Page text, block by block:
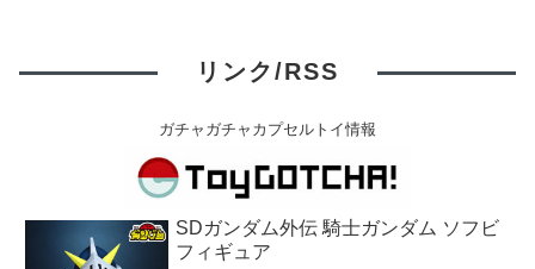
リンク/RSS
ガチャガチャカプセルトイ情報
SDガンダム外伝 騎士ガンダム ソフビ
フィギュア